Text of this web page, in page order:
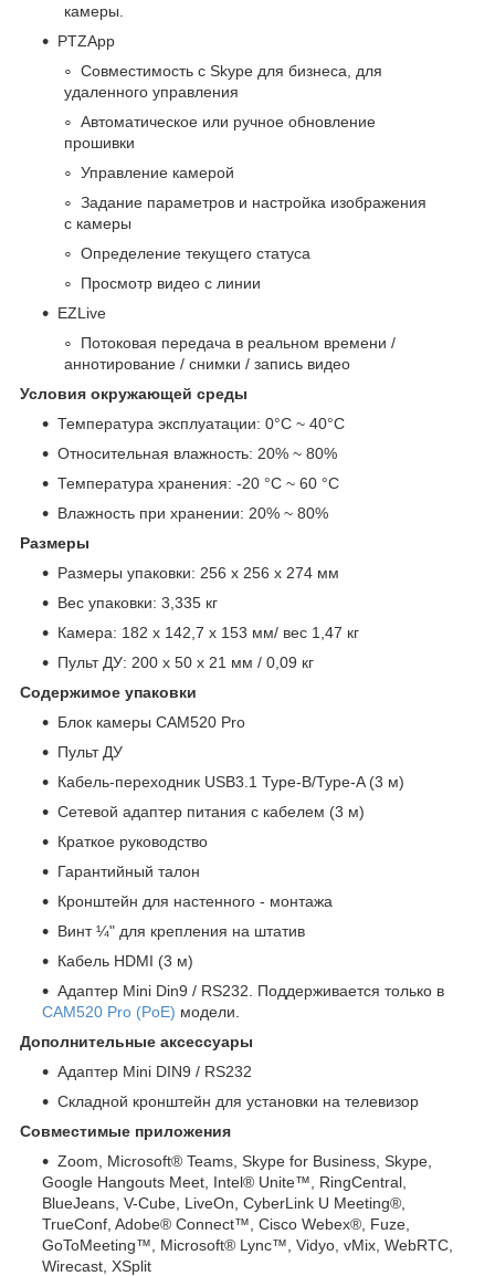
камеры.
PTZApp
Совместимость с Skype для бизнеса, для
удаленного управления
Автоматическое или ручное обновление
прошивки
Управление камерой
Задание параметров и настройка изображения
с камеры
Определение текущего статуса
Просмотр видео с линии
EZLive
Потоковая передача в реальном времени /
аннотирование / снимки / запись видео
Условия окружающей среды
Температура эксплуатации: 0°C ~ 40°C
Относительная влажность: 20% ~ 80%
Температура хранения: -20 °C ~ 60 °C
Влажность при хранении: 20% ~ 80%
Размеры
Размеры упаковки: 256 x 256 x 274 мм
Вес упаковки: 3,335 кг
Камера: 182 x 142,7 x 153 мм/ вес 1,47 кг
Пульт ДУ: 200 x 50 x 21 мм / 0,09 кг
Содержимое упаковки
Блок камеры CAM520 Pro
Пульт ДУ
Кабель-переходник USB3.1 Type-B/Type-A (3 м)
Сетевой адаптер питания с кабелем (3 м)
Краткое руководство
Гарантийный талон
Кронштейн для настенного - монтажа
Винт ¼" для крепления на штатив
Кабель HDMI (3 м)
Адаптер Mini Din9 / RS232. Поддерживается только в
CAM520 Pro (PoE) модели.
Дополнительные аксессуары
Адаптер Mini DIN9 / RS232
Cкладной кронштейн для установки на телевизор
Совместимые приложения
Zoom, Microsoft® Teams, Skype for Business, Skype,
Google Hangouts Meet, Intel® Unite™, RingCentral,
BlueJeans, V-Cube, LiveOn, CyberLink U Meeting®,
TrueConf, Adobe® Connect™, Cisco Webex®, Fuze,
GoToMeeting™, Microsoft® Lync™, Vidyo, vMix, WebRTC,
Wirecast, XSplit